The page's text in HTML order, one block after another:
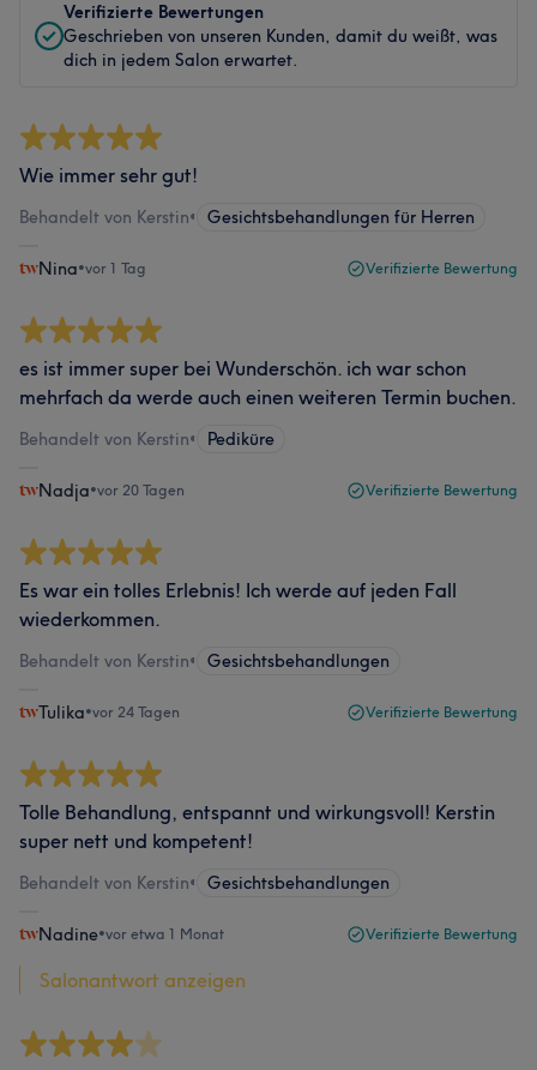
Verifizierte Bewertungen
Geschrieben von unseren Kunden, damit du weißt, was
dich in jedem Salon erwartet.
Wie immer sehr gut!
Behandelt von Kerstin• Gesichtsbehandlungen für Herren
Nina•vor 1 Tag Verifizierte Bewertung
es ist immer super bei Wunderschön. ich war schon
mehrfach da werde auch einen weiteren Termin buchen.
Behandelt von Kerstin• Pediküre
Nadja•vor 20 Tagen Verifizierte Bewertung
Es war ein tolles Erlebnis! Ich werde auf jeden Fall
wiederkommen.
Behandelt von Kerstin• Gesichtsbehandlungen
Tulika•vor 24 Tagen Verifizierte Bewertung
Tolle Behandlung, entspannt und wirkungsvoll! Kerstin
super nett und kompetent!
Behandelt von Kerstin• Gesichtsbehandlungen
Nadine•vor etwa 1 Monat Verifizierte Bewertung
Salonantwort anzeigen